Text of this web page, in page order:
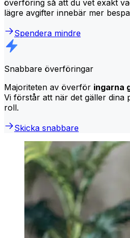
överföring så att du vet exakt
lägre avgifter innebär mer
Spendera mindre
Snabbare överföringar
Majoriteten av överför ingarna
Vi förstår att när det gäller dina
roll.
Skicka snabbare